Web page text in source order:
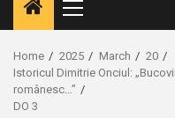
Primary
Menu
Home 2025 March
20
Istoricul Dimitrie Onciul:
românesc…”
DO 3